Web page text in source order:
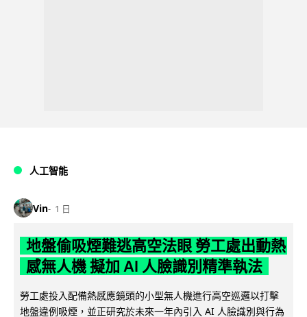
人工智能
Vin 1 日
地盤偷吸煙難逃高空法眼 勞工處出動熱
感無人機 擬加 AI 人臉識別精準執法
勞工處投入配備熱感應鏡頭的小型無人機進行高空巡邏以打擊
地盤違例吸煙，並正研究於未來一年內引入 AI 人臉識別與行為